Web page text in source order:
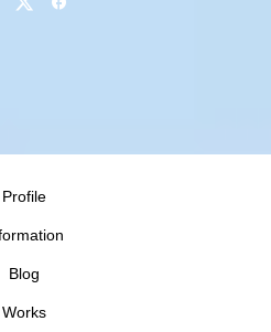
Profile
Blog
Works